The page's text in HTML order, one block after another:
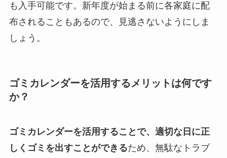
も入手可能です。新年度が始まる前に各家庭に配
布されることもあるので、見逃さないようにしま
しょう。
ゴミカレンダーを活用するメリットは何です
か？
ゴミカレンダーを活用することで、適切な日に正
しくゴミを出すことができるため、無駄なトラブ